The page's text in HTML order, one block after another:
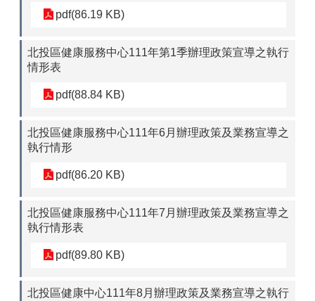
pdf(86.19 KB)
北投區健康服務中心111年第1季辦理政策宣導之執行
情形表
pdf(88.84 KB)
北投區健康服務中心111年6月辦理政策及業務宣導之
執行情形
pdf(86.20 KB)
北投區健康服務中心111年7月辦理政策及業務宣導之
執行情形表
pdf(89.80 KB)
北投區健康中心111年8月辦理政策及業務宣導之執行